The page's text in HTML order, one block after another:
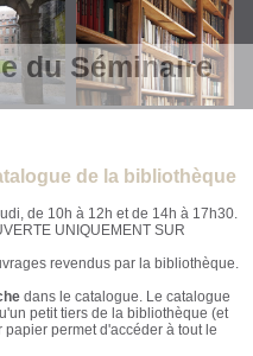
du Séminaire
de la bibliothèque
de 10h à 12h et de 14h à 17h30.
UNIQUEMENT SUR
revendus par la bibliothèque.
dans le catalogue. Le catalogue
petit tiers de la bibliothèque (et
permet d'accéder à tout le